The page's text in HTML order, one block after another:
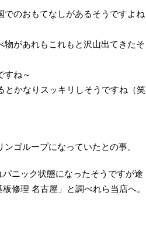
のおもてなしがあるそうですよね
があれもこれもと沢山出てきたそ
すね～
とかなりスッキリしそうですね（笑
ゴループになっていたとの事。
ニック状態になったそうですが途
修理 名古屋」と調べれら当店へ。